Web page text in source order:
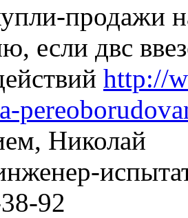
продажи
если двс
http://
Николай
92